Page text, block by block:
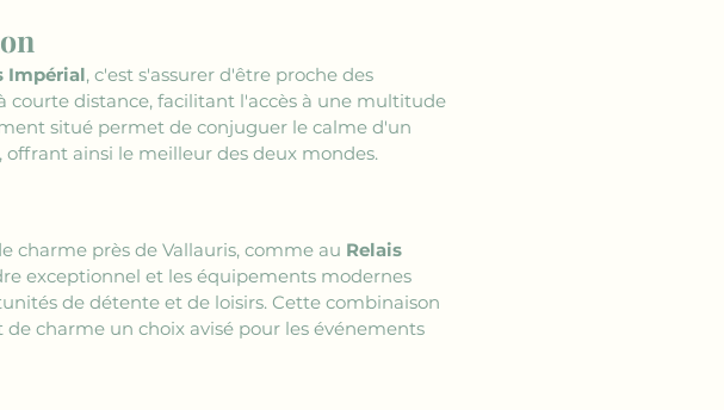
Impérial, c'est s'assurer d'être proche des
courte distance, facilitant l'accès à une multitude
situé permet de conjuguer le calme d'un
offrant ainsi le meilleur des deux mondes.
charme près de Vallauris, comme au Relais
exceptionnel et les équipements modernes
de détente et de loisirs. Cette combinaison
charme un choix avisé pour les événements